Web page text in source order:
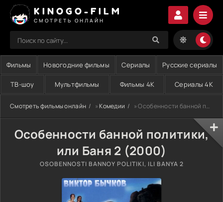
KINOGO-FILM
СМОТРЕТЬ ОНЛАЙН
Фильмы Новогодние фильмы Сериалы Русские сериалы
ТВ-шоу Мультфильмы Фильмы 4K Сериалы 4K
Смотреть фильмы онлайн »Комедии » Особенности банной политики, или Баня 2 (2000)
Особенности банной политики,
или Баня 2 (2000)
OSOBENNOSTI BANNOY POLITIKI, ILI BANYA 2